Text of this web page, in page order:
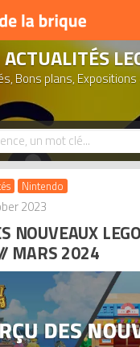
UNIVERS
PRODUITS DÉRIVÉS
NOUVEAUTÉS
LEGO 2026
BONS PLANS
ASSOCIATIONS DE
EXPOSITIONS LEGO
LEGO LES PLUS CHERS
DERNIERS LEGO
ACTUALITÉS
Bons plans, Expositions
Nintendo
2023
NOUVEAUX
MARS 2024